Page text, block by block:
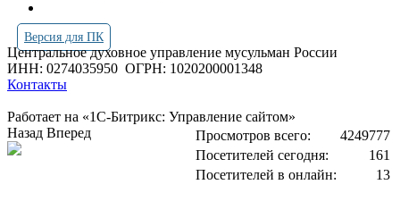
Версия для ПК
Центральное духовное управление мусульман России
ИНН: 0274035950 ОГРН: 1020200001348
Контакты
Работает на «1С-Битрикс: Управление сайтом»
Просмотров всего:
4249777
Посетителей сегодня:
161
Посетителей в онлайн:
13
Назад Вперед